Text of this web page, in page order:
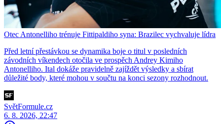
Otec Antonelliho trénuje Fittipaldiho syna: Brazilec vychvaluje lídra
Před letní přestávkou se dynamika boje o titul v posledních
závodních víkendech otočila ve prospěch Andrey Kimiho
Antonelliho. Ital dokáže pravidelně zajíždět výsledky a sbírat
důležité body, které mohou v součtu na konci sezony rozhodnout.
SvětFormule.cz
6. 8. 2026, 22:47